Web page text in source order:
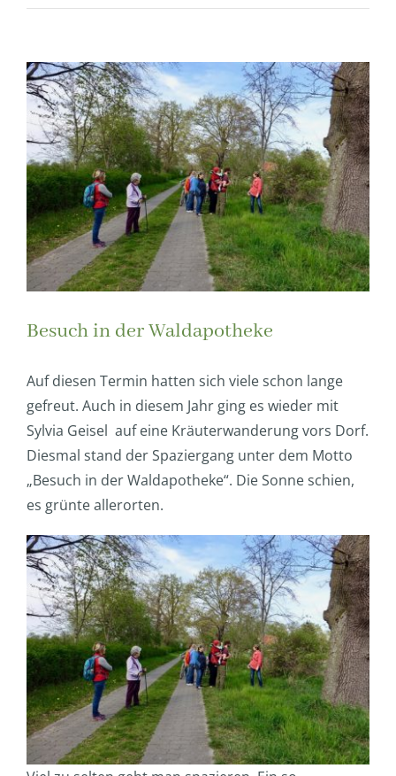
Zeige
grösseres
Bild
Besuch in der Waldapotheke
Auf diesen Termin hatten sich viele schon lange
gefreut. Auch in diesem Jahr ging es wieder mit
Sylvia Geisel auf eine Kräuterwanderung vors Dorf.
Diesmal stand der Spaziergang unter dem Motto
„Besuch in der Waldapotheke“. Die Sonne schien,
es grünte allerorten.